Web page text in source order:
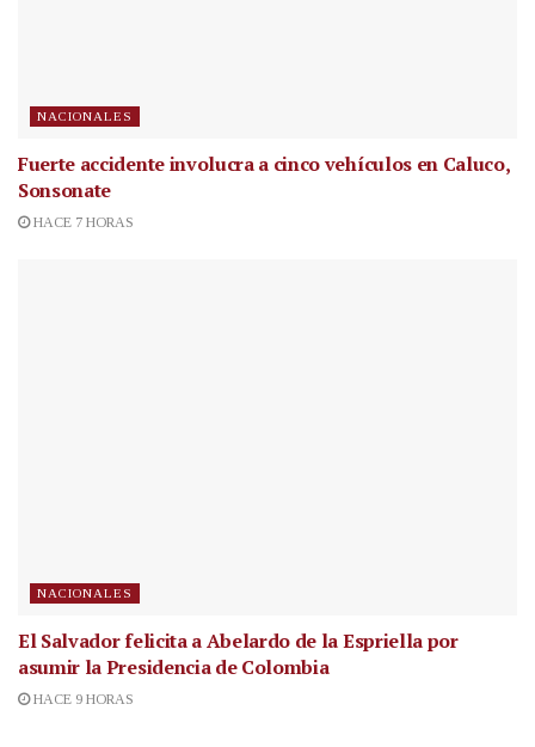
NACIONALES
Fuerte accidente involucra a cinco vehículos en Caluco,
Sonsonate
HACE 7 HORAS
NACIONALES
El Salvador felicita a Abelardo de la Espriella por
asumir la Presidencia de Colombia
HACE 9 HORAS